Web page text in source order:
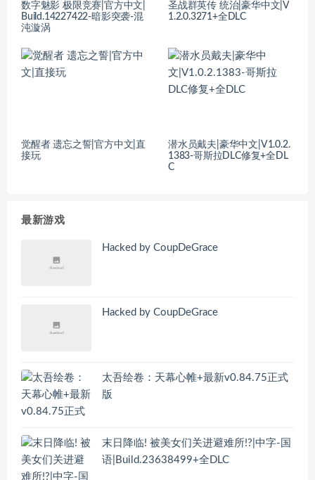
数字魅影 极限竞赛|官方中文|
Build.14227422-暗影突袭-混
沌漩涡
圣战群英传 统治|豪华中文|V
1.2.0.3271+全DLC
觉醒者 遗忘之誓|官方中文|直
接玩
潜水员戴夫|豪华中文|V1.0.2.
1383-哥斯拉DLC修复+全DL
C
最新游戏
Hacked by CoupDeGrace
Hacked by CoupDeGrace
太吾绘卷：天幕心帷+最新v0.84.75正式
版
末日降临! 被美女们关进避难所!?|中字-国
语|Build.23638499+全DLC